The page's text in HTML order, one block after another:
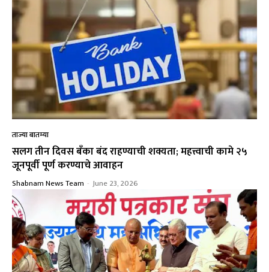
ताज्या बातम्या
सलग तीन दिवस बँका बंद राहण्याची शक्यता; महत्त्वाची कामे २५
जूनपूर्वी पूर्ण करण्याचे आवाहन
Shabnam News Team - June 23, 2026